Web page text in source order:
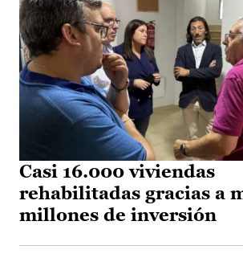
Casi 16.000 viviendas
rehabilitadas gracias a
millones de inversión